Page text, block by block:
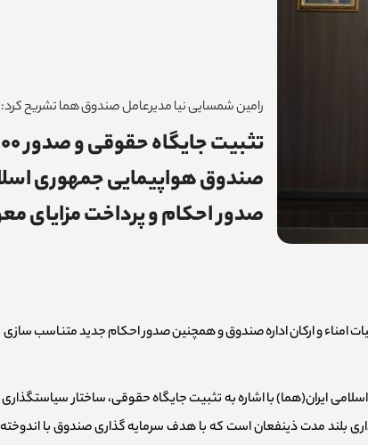
رامین شمسایی نیا مدیرعامل صندوق هما تشریح کرد:
صندوق هواپیمایی جمهوری
صدور احکام و پرداخت مزایای معوق ۲۸۰۰ نفر از
امناء و ارکان اداره صندوق و همچنین صدوراحکام جدید متناسب سازی
ایران(هما) با اشاره به تثبیت جایگاه حقوقی، ساختار
مدت ذینفعان است که با هدف سرمایه گذاری صندوق با